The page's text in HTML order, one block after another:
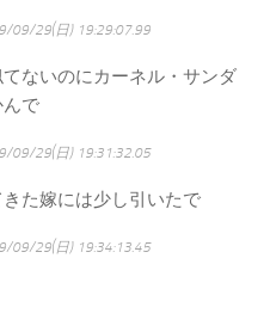
09/29(日) 19:29:07.99
ないのにカーネル・サンダ
で
09/29(日) 19:31:32.05
た嫁には少し引いたで
09/29(日) 19:34:13.45